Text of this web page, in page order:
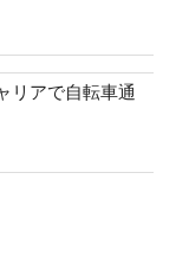
リアで自転車通